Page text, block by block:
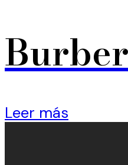
Leer más